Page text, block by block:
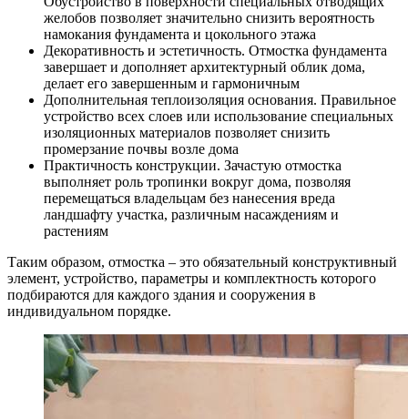
желобов позволяет значительно снизить вероятность
намокания фундамента и цокольного этажа
Декоративность и эстетичность. Отмостка фундамента
завершает и дополняет архитектурный облик дома,
делает его завершенным и гармоничным
Дополнительная теплоизоляция основания. Правильное
устройство всех слоев или использование специальных
изоляционных материалов позволяет снизить
промерзание почвы возле дома
Практичность конструкции. Зачастую отмостка
выполняет роль тропинки вокруг дома, позволяя
перемещаться владельцам без нанесения вреда
ландшафту участка, различным насаждениям и
растениям
Таким образом, отмостка – это обязательный конструктивный
элемент, устройство, параметры и комплектность которого
подбираются для каждого здания и сооружения в
индивидуальном порядке.